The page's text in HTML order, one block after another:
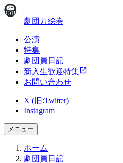
劇団万絵巻
公演
特集
劇団員日記
新入生歓迎特集
お問い合わせ
X (旧:Twitter)
Instagram
メニュー
ホーム
劇団員日記